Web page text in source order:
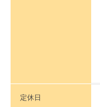
定休日